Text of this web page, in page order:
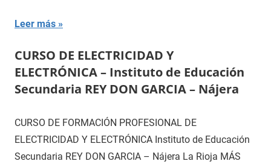
Leer más
CURSO DE ELECTRICIDAD Y
ELECTRÓNICA – Instituto de Educación
Secundaria REY DON GARCIA – Nájera
CURSO DE FORMACIÓN PROFESIONAL DE
ELECTRICIDAD Y ELECTRÓNICA Instituto de Educación
Secundaria REY DON GARCIA – Nájera La Rioja MÁS